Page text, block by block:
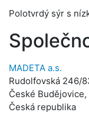
Polotvrdý sýr s
MADETA a.s.
Rudolfovská 246/
České Budějovice,
Česká republika